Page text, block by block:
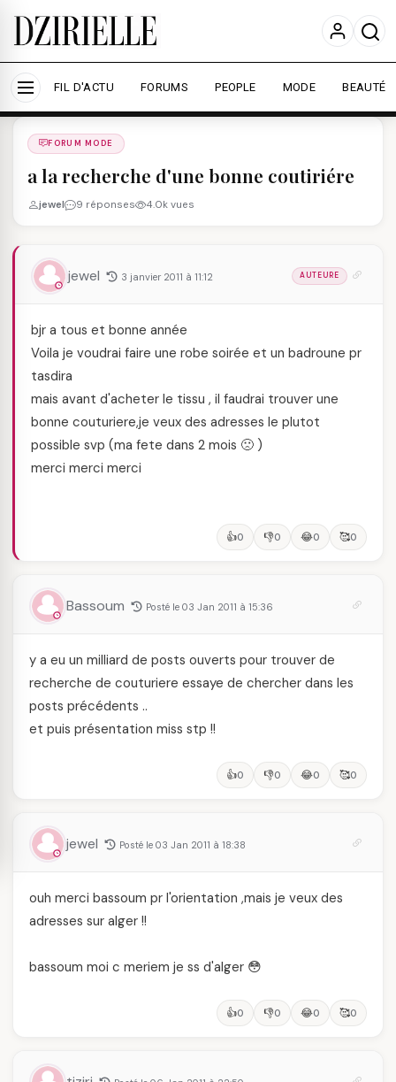
Nous utilisons des cookies pour améliorer votre
expérience et mesurer l'audience.
En savoir plus
Accepter tout Personnaliser
FIL D'ACTU FORUMS PEOPLE MODE BEAUTÉ
Forums
FORUM MODE
a la recherche d'une bonne coutiriére
jewel 9 réponses 4.0k vues
jewel 3 janvier 2011 à 11:12 AUTEURE
bjr a tous et bonne année
Voila je voudrai faire une robe soirée et un badroune pr
tasdira
mais avant d'acheter le tissu , il faudrai trouver une
bonne couturiere,je veux des adresses le plutot
possible svp (ma fete dans 2 mois 🙁 )
merci merci merci
👍0 👎0 😂0 🥰0
Bassoum Posté le 03 Jan 2011 à 15:36
y a eu un milliard de posts ouverts pour trouver de
recherche de couturiere essaye de chercher dans les
posts précédents ..
et puis présentation miss stp !!
👍0 👎0 😂0 🥰0
jewel Posté le 03 Jan 2011 à 18:38
ouh merci bassoum pr l'orientation ,mais je veux des
adresses sur alger !!
bassoum moi c meriem je ss d'alger 😳
👍0 👎0 😂0 🥰0